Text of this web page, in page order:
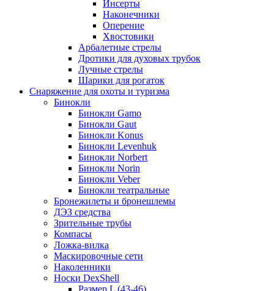
Инсерты
Наконечники
Оперение
Хвостовики
Арбалетные стрелы
Дротики для духовых трубок
Лучные стрелы
Шарики для рогаток
Снаряжение для охоты и туризма
Бинокли
Бинокли Gamo
Бинокли Gaut
Бинокли Konus
Бинокли Levenhuk
Бинокли Norbert
Бинокли Norin
Бинокли Veber
Бинокли театральные
Бронежилеты и бронешлемы
ДЭЗ средства
Зрительные трубы
Компасы
Ложка-вилка
Маскировочные сети
Наколенники
Носки DexShell
Размер L (43-46)